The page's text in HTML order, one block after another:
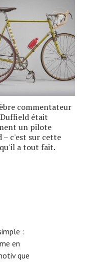
commentateur
était
un pilote
– c'est sur cette
a tout fait.
:
en
que